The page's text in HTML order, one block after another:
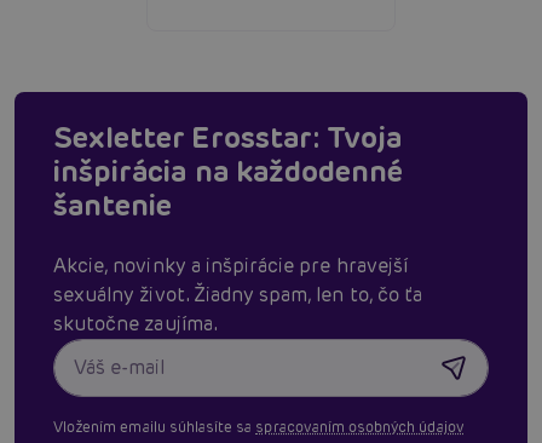
Sexletter Erosstar: Tvoja
inšpirácia na každodenné
šantenie
Akcie, novinky a inšpirácie pre hravejší
sexuálny život. Žiadny spam, len to, čo ťa
skutočne zaujíma.
Vložením emailu súhlasíte sa spracovaním osobných údajov